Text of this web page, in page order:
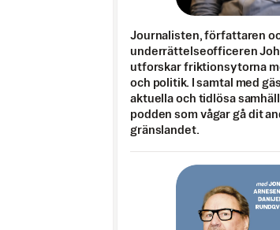
Journalisten, författaren
underrättelseofficeren
utforskar friktionsytorna
och politik. I samtal med
aktuella och tidlösa
podden som vågar gå dit
gränslandet.